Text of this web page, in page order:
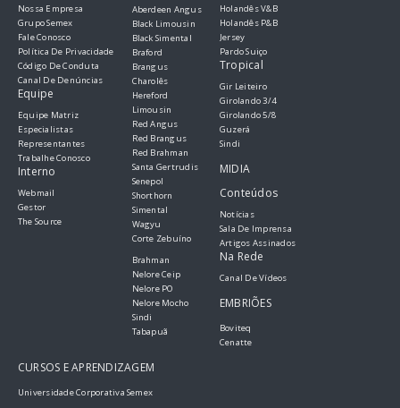
Nossa Empresa
Grupo Semex
Fale Conosco
Política De Privacidade
Código De Conduta
Canal De Denúncias
Equipe
Equipe Matriz
Especialistas
Representantes
Trabalhe Conosco
Interno
Webmail
Gestor
The Source
Aberdeen Angus
Black Limousin
Black Simental
Braford
Brangus
Charolês
Hereford
Limousin
Red Angus
Red Brangus
Red Brahman
Santa Gertrudis
Senepol
Shorthorn
Simental
Wagyu
Corte Zebuíno
Brahman
Nelore Ceip
Nelore PO
Nelore Mocho
Sindi
Tabapuã
Holandês V&B
Holandês P&B
Jersey
Pardo Suiço
Tropical
Gir Leiteiro
Girolando 3/4
Girolando 5/8
Guzerá
Sindi
MIDIA
Conteúdos
Notícias
Sala De Imprensa
Artigos Assinados
Na Rede
Canal De Vídeos
EMBRIÕES
Boviteq
Cenatte
CURSOS E APRENDIZAGEM
Universidade Corporativa Semex